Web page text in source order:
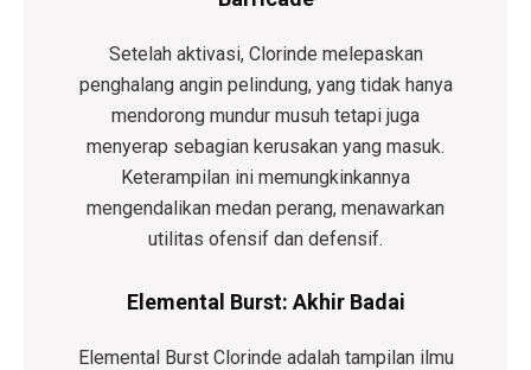
Setelah aktivasi, Clorinde melepaskan
penghalang angin pelindung, yang tidak hanya
mendorong mundur musuh tetapi juga
menyerap sebagian kerusakan yang masuk.
Keterampilan ini memungkinkannya
mengendalikan medan perang, menawarkan
utilitas ofensif dan defensif.
Elemental Burst: Akhir Badai
Elemental Burst Clorinde adalah tampilan ilmu